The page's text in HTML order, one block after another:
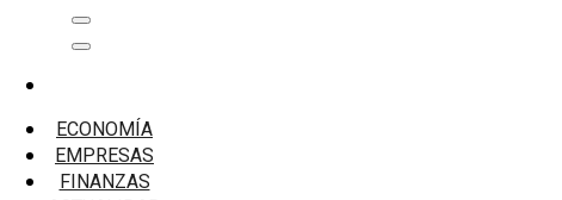
Menú
principal
ECONOMÍA
EMPRESAS
FINANZAS
Motos